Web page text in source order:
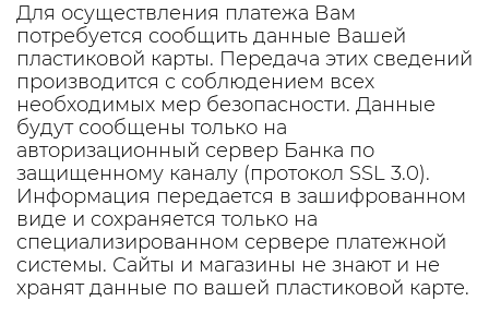
Для осуществления платежа Вам
потребуется сообщить данные Вашей
пластиковой карты. Передача этих сведений
производится с соблюдением всех
необходимых мер безопасности. Данные
будут сообщены только на
авторизационный сервер Банка по
защищенному каналу (протокол SSL 3.0).
Информация передается в зашифрованном
виде и сохраняется только на
специализированном сервере платежной
системы. Сайты и магазины не знают и не
хранят данные по вашей пластиковой карте.